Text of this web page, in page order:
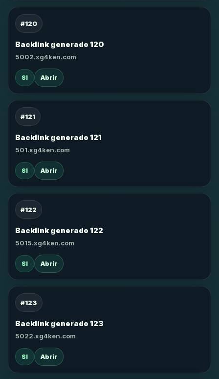
#120
Backlink generado 120
5002.xg4ken.com
SI Abrir
#121
Backlink generado 121
501.xg4ken.com
SI Abrir
#122
Backlink generado 122
5015.xg4ken.com
SI Abrir
#123
Backlink generado 123
5022.xg4ken.com
SI Abrir